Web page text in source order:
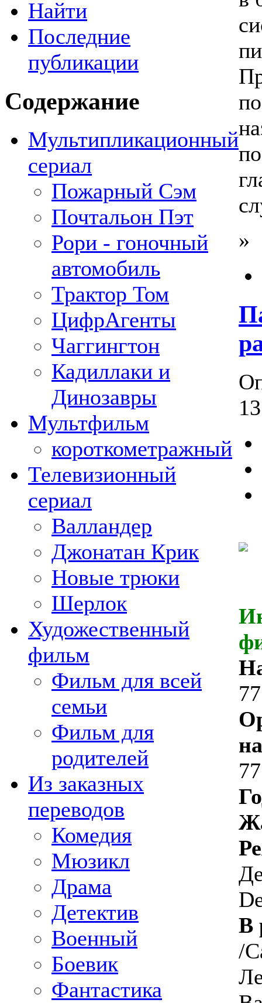
Найти
Последние
публикации
Содержание
Мультипликационный
сериал
Пожарный Сэм
Почтальон Пэт
Рори - гоночный
автомобиль
Трактор Том
ЦифрАгенты
Чаггингтон
Кадиллаки и
Динозавры
Мультфильм
короткометражный
Телевизионный
сериал
Валландер
Джонатан Крик
Новые трюки
Шерлок
Художественный
фильм
Фильм для всей
семьи
Фильм для
родителей
Из заказных
переводов
Комедия
Мюзикл
Драма
Детектив
Военный
Боевик
Фантастика
»
В
/